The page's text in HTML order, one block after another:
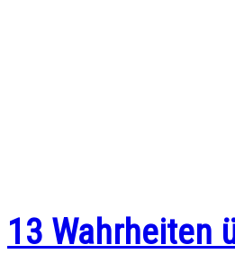
13 Wahrheiten